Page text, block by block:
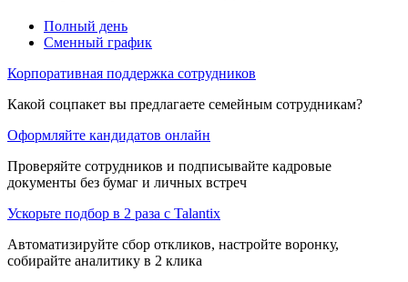
Полный день
Сменный график
Корпоративная поддержка сотрудников
Какой соцпакет вы предлагаете семейным сотрудникам?
Оформляйте кандидатов онлайн
Проверяйте сотрудников и подписывайте кадровые
документы без бумаг и личных встреч
Ускорьте подбор в 2 раза с Talantix
Автоматизируйте сбор откликов, настройте воронку,
собирайте аналитику в 2 клика